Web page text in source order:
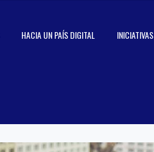
HACIA UN PAÍS DIGITAL INICIATIVAS